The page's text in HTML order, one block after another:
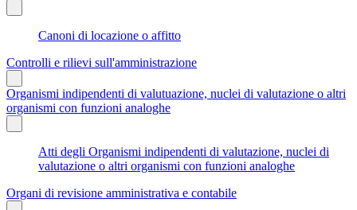
Canoni di locazione o affitto
Controlli e rilievi sull'amministrazione
Organismi indipendenti di valutuazione, nuclei di valutazione o altri
organismi con funzioni analoghe
Atti degli Organismi indipendenti di valutazione, nuclei di
valutazione o altri organismi con funzioni analoghe
Organi di revisione amministrativa e contabile